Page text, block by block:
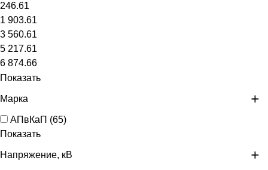
246.61
1 903.61
3 560.61
5 217.61
6 874.66
Показать
Марка
АПвКаП (65)
Показать
Напряжение, кВ